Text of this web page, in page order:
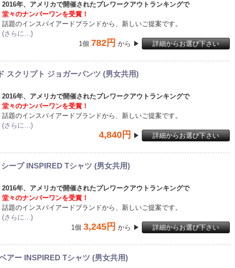
2016年、アメリカで開催されたプレワークアウトランキングで
堂々のナンバーワンを受賞！
話題のインスパイアードブランドから、新しいご提案です。
(さらに…)
1個 782円 から ▶ 詳細からお選び下さい
スクリプト ジョガーパンツ (男女共用)
2016年、アメリカで開催されたプレワークアウトランキングで
堂々のナンバーワンを受賞！
話題のインスパイアードブランドから、新しいご提案です。
(さらに…)
4,840円 ▶ 詳細からお選び下さい
ープ INSPIRED Tシャツ (男女共用)
2016年、アメリカで開催されたプレワークアウトランキングで
堂々のナンバーワンを受賞！
話題のインスパイアードブランドから、新しいご提案です。
(さらに…)
1個 3,245円 から ▶ 詳細からお選び下さい
アー INSPIRED Tシャツ (男女共用)